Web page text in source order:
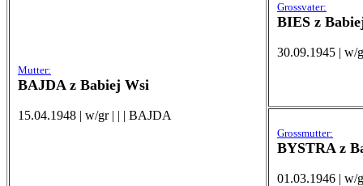
Mutter:
BAJDA z Babiej Wsi
15.04.1948 | w/gr | | | BAJDA
Grossvater:
BIES z
30.09.1945 | w/
Grossmutter:
BYSTRA z
01.03.1946 |